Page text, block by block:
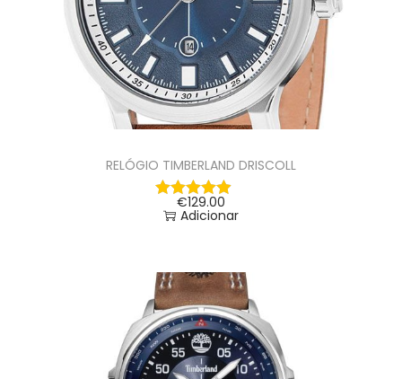
RELÓGIO TIMBERLAND DRISCOLL
€129.00
Adicionar